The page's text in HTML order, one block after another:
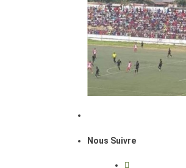
Nous Suivre